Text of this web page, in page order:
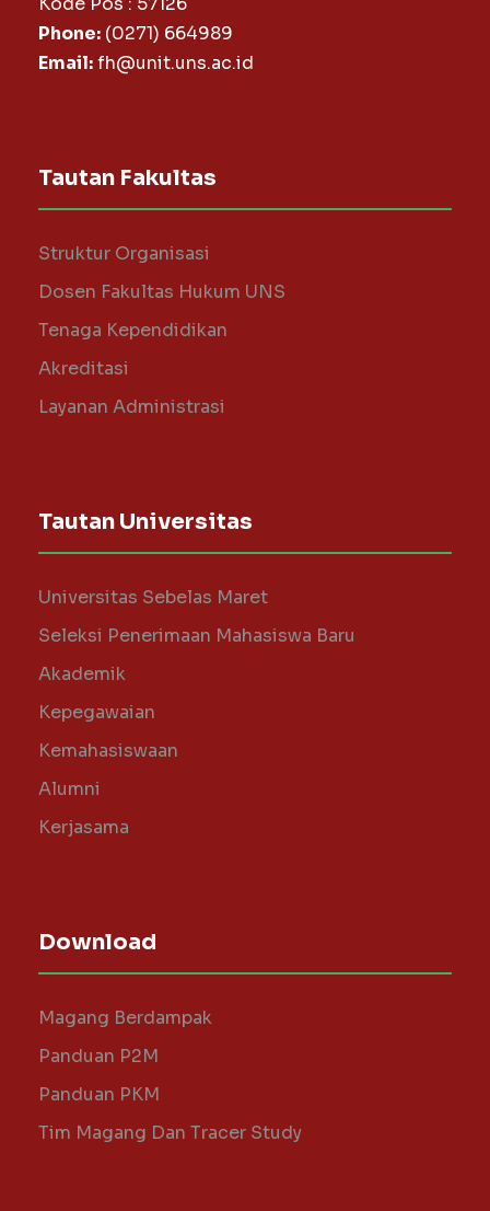
Phone: (0271) 664989
Email:fh@unit.uns.ac.id
Tautan Fakultas
Struktur Organisasi
Dosen Fakultas Hukum UNS
Tenaga Kependidikan
Akreditasi
Layanan Administrasi
Tautan Universitas
Universitas Sebelas Maret
Seleksi Penerimaan Mahasiswa Baru
Akademik
Kepegawaian
Kemahasiswaan
Alumni
Kerjasama
Download
Magang Berdampak
Panduan P2M
Panduan PKM
Tim Magang Dan Tracer Study